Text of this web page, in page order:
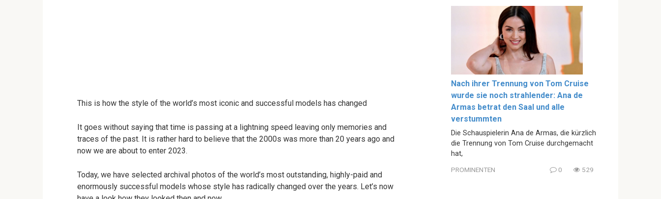
This is how the style of the world’s most iconic and successful models has changed
It goes without saying that time is passing at a lightning speed leaving only memories and
traces of the past. It is rather hard to believe that the 2000s was more than 20 years ago and
now we are about to enter 2023.
Today, we have selected archival photos of the world’s most outstanding, highly-paid and
enormously successful models whose style has radically changed over the years. Let’s now
Nach ihrer Trennung von Tom Cruise
wurde sie noch strahlender: Ana de
Armas betrat den Saal und alle
verstummten
Die Schauspielerin Ana de Armas, die kürzlich
die Trennung von Tom Cruise durchgemacht
hat,
PROMINENTEN 0 529